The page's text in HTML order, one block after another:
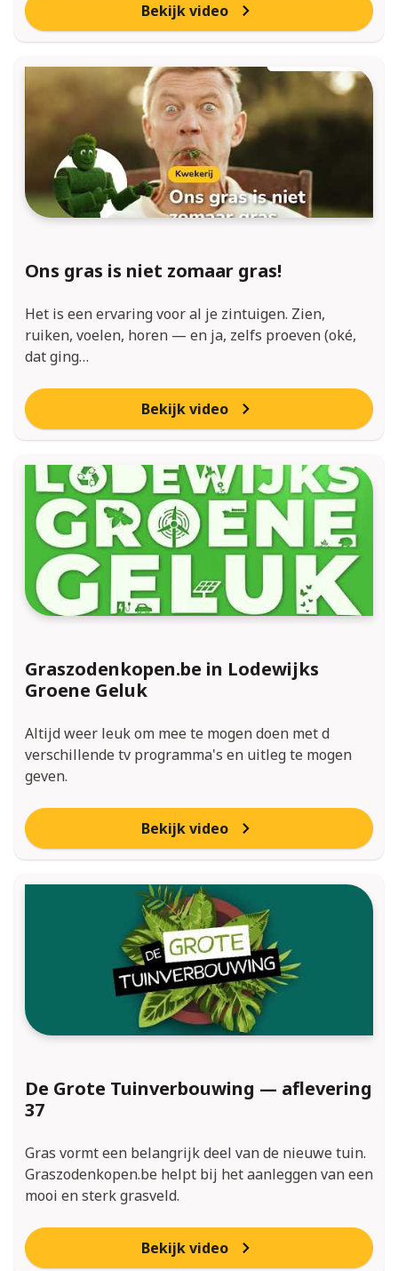
Bekijk video
Ons gras is niet zomaar gras!
Het is een ervaring voor al je zintuigen. Zien,
ruiken, voelen, horen — en ja, zelfs proeven (oké,
dat ging…
Bekijk video
Graszodenkopen.be in Lodewijks
Groene Geluk
Altijd weer leuk om mee te mogen doen met d
verschillende tv programma's en uitleg te mogen
geven.
Bekijk video
De Grote Tuinverbouwing — aflevering
37
Gras vormt een belangrijk deel van de nieuwe tuin.
Graszodenkopen.be helpt bij het aanleggen van een
mooi en sterk grasveld.
Bekijk video